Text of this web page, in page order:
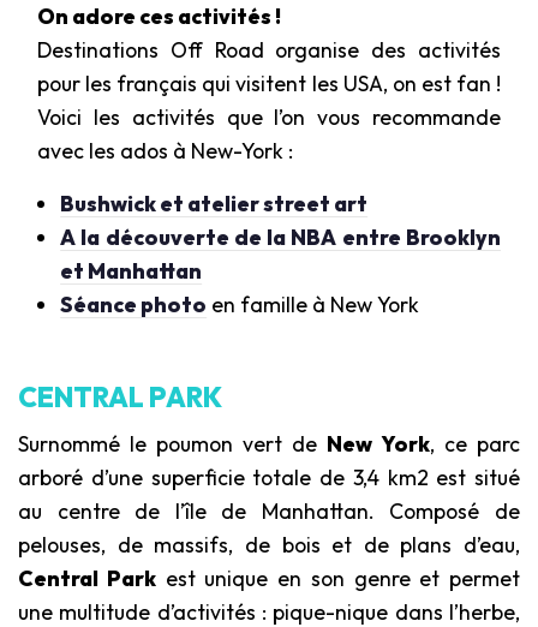
On adore ces activités !
Destinations Off Road organise des activités
pour les français qui visitent les USA, on est fan !
Voici les activités que l’on vous recommande
avec les ados à New-York :
Bushwick et atelier street art
A la découverte de la NBA entre Brooklyn
et Manhattan
Séance photo en famille à New York
CENTRAL PARK
Surnommé le poumon vert de New York, ce parc
arboré d’une superficie totale de 3,4 km2 est situé
au centre de l’île de Manhattan. Composé de
pelouses, de massifs, de bois et de plans d’eau,
Central Parkest unique en son genre et permet
une multitude d’activités : pique-nique dans l’herbe,